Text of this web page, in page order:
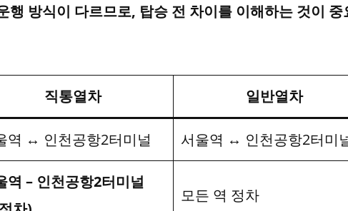
행 방식이 다르므로, 탑승 전 차이를 이해하는 것이 중
직통열차 일반열차
역 ↔ 인천공항2터미널 서울역 ↔ 인천공항2터미
역 – 인천공항2터미널
모든 역 정차